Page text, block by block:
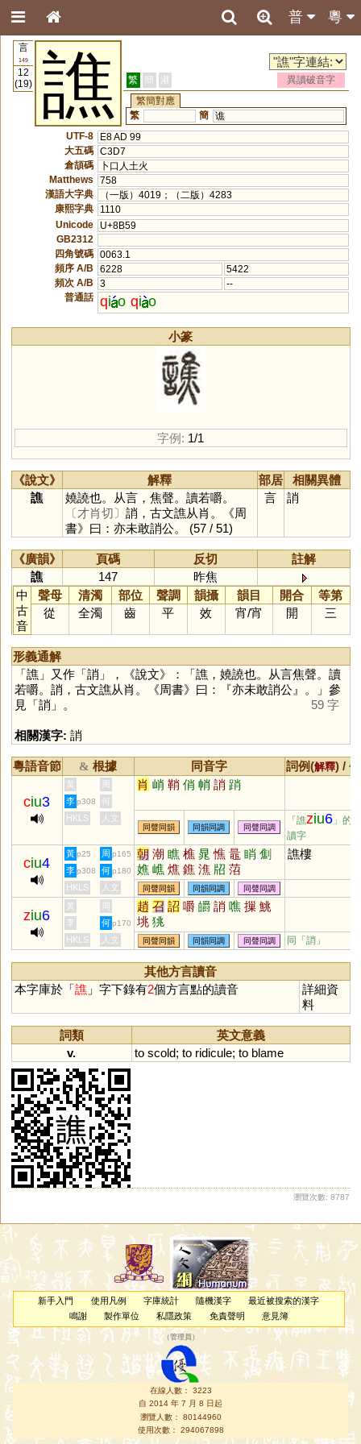
粵
普
言
149
12
(19)
譙 繁 簡 港
異讀破音字
繁簡對應
繁
簡 谯
UTF-8
E8 AD 99
大五碼 C3D7
倉頡碼
卜口人土火
Matthews
758
漢語大字典
（一版）4019；（二版）4283
康熙字典
1110
Unicode
U+8B59
GB2312
四角號碼 0063.1
頻序 A/B
6228
5422
頻次 A/B
3
--
普通話 qi o qi o
小篆
字例: 1/1
《說文》 解釋 部居
相關異體
譙
嬈譊也。从言，焦聲。讀若嚼。
〔才肖切〕 誚，古文譙从肖。《周
書》曰：亦未敢誚公。 (57 / 51)
言 誚
《廣韻》 頁碼 反切
註解
譙
147
昨焦
中
古
音
聲母 清濁 部位 聲調 韻攝 韻目 開合
等第
從
全濁 齒 平 效 宵/宵 開 三
形義通解
「譙」又作「誚」，《說文》：「譙，嬈譊也。从言焦聲。讀
若嚼。誚，古文譙从肖。《周書》曰：『亦未敢誚公』。」參
見「誚」。 59 字
相關漢字: 誚
粵語音節 & 根據 同音字 詞例(解釋) /
ciu3
黃 周 肖 峭 鞘 俏 帩 誚 踃
李 p308
何
HKLS
人文
同聲同韻 同韻同調 同聲同調
「譙ziu6 」的
讀字
ciu4
黃 p25 周 p165 朝 潮 瞧 樵 晁 憔 鼂 睄 劁
嫶 嶕 燋 鐎 潐 牊 菬
譙樓
李 p308 何 p180
HKLS 人文 同聲同韻 同韻同調 同聲同調
ziu6
黃 周 趙 召 詔 嚼 皭 誚 噍 摷 鮡
垗 狣
李 何 p170
HKLS 人文 同聲同韻 同韻同調 同聲同調 同「誚 」
其他方言讀音
本字庫於「譙」字下錄有2個方言點的讀音
詳細資
料
詞類
英文意義
v.
to scold; to ridicule; to blame
瀏覽次數: 8787
新手入門 使用凡例 字庫統計 隨機漢字
最近被搜索的漢字
鳴謝
製作單位 私隱政策 免責聲明 意見簿
（管理員 ）
在線人數： 3223
自 2014 年 7 月 8 日起
瀏覽人數： 80144960
使用次數： 294067898